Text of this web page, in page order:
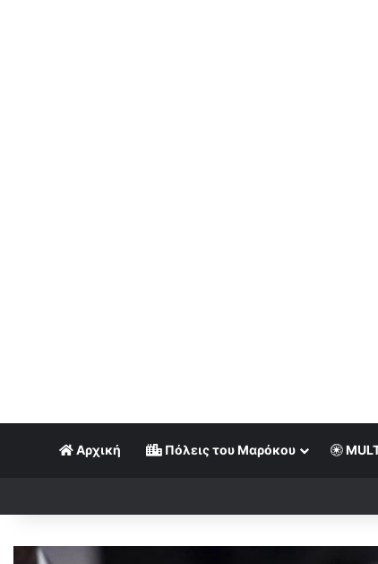
Αρχική Πόλεις του Μαρόκου